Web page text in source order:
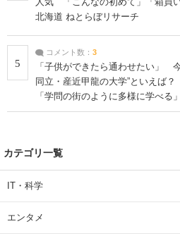
北海道 ねとらぼリサーチ
5
コメント数： 3
「子供ができたら通わせたい」
同立・産近甲龍の大学”といえば
「学問の街のように多様に学べる
| 大学 ねとらぼリサーチ
カテゴリ一覧
IT・科学
エンタメ